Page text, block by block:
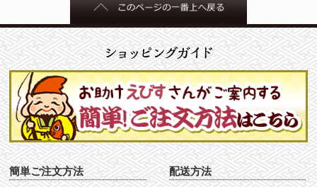
簡単ご注文方法 配送方法